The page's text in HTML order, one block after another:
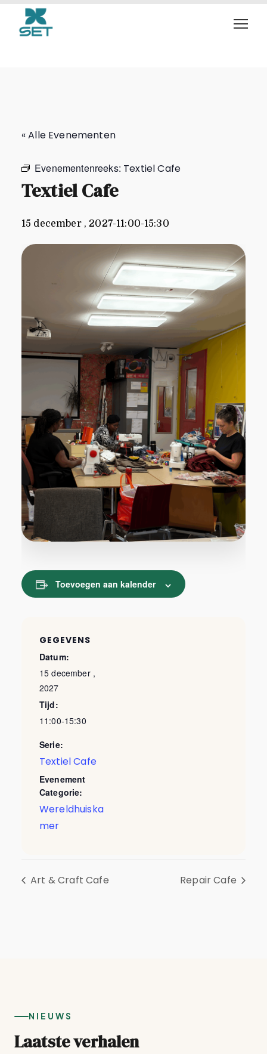
Textiel Cafe
« Alle Evenementen
Evenementenreeks: Textiel Cafe
Textiel Cafe
15 december , 2027-11:00-15:30
Toevoegen aan kalender
GEGEVENS
Datum:
15 december ,
2027
Tijd:
11:00-15:30
Serie:
Textiel Cafe
Evenement
Categorie:
Wereldhuiska
mer
Art & Craft Cafe Repair Cafe
NIEUWS
Laatste verhalen